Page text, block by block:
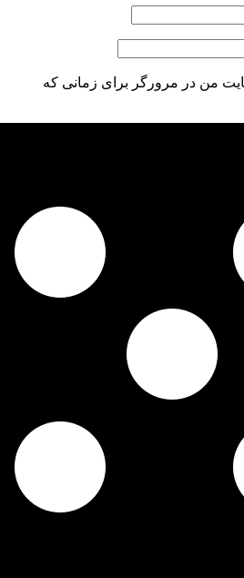
من در مرورگر برای زمانی که